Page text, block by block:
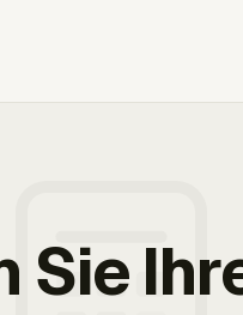
Sie